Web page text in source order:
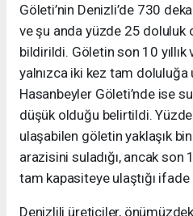
Göleti’nin Denizli’de 730
ve şu anda yüzde 25 doluluk
bildirildi. Göletin son 10 yıllık
yalnızca iki kez tam doluluğa
Hasanbeyler Göleti’nde ise
düşük olduğu belirtildi.
ulaşabilen göletin yaklaşık
arazisini suladığı, ancak son
tam kapasiteye ulaştığı ifade
Denizlili üreticiler,